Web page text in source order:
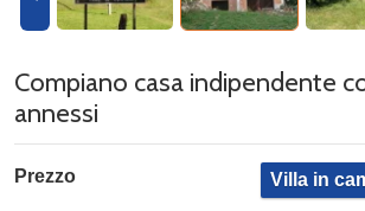
Compiano casa indipendente
annessi
Prezzo Villa in